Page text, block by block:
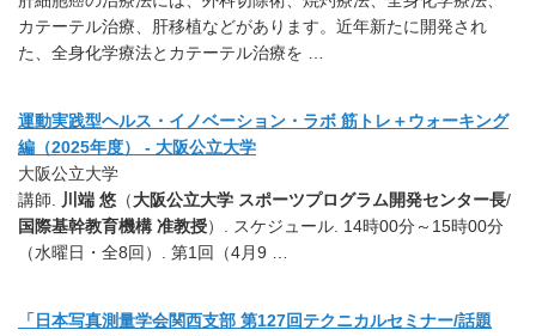
カテーテル治療、肝移植などがあります。近年新たに開発され
た、全身化学療法とカテーテル治療を …
運動実践型ヘルス・イノベーション・ラボ 筋トレ＋ウォーキング
編（2025年度） - 大阪公立大学
大阪公立大学
講師.
川端 悠 （大阪公立大学 スポーツプログラム開発センター長/
国際基幹教育機構 准教授）. スケジュール. 14時00分～15時00分
（水曜日・全8回）. 第1回（4月9 …
「日本写真測量学会関西支部 第127回テクニカルセミナー/話題